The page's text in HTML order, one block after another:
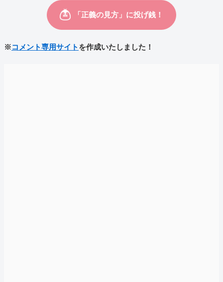
※コメント専用サイト を作成いたしました！